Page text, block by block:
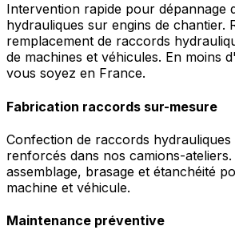
Intervention rapide pour dépannage
hydrauliques sur engins de chantier.
remplacement de raccords
de machines et véhicules. En moins
vous soyez en France.
Fabrication raccords sur-mesure
Confection de raccords
renforcés dans nos camions-ateliers.
assemblage, brasage et étanchéité
machine et véhicule.
Maintenance préventive